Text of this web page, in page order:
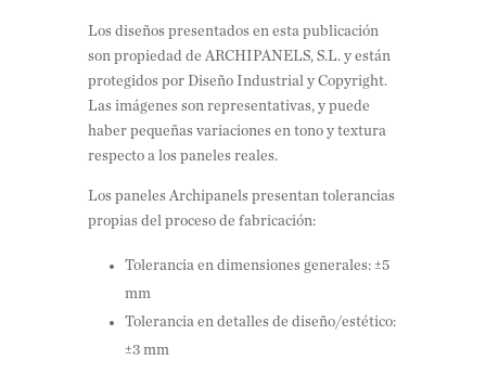
Los diseños presentados en esta publicación
son propiedad de ARCHIPANELS, S.L. y están
protegidos por Diseño Industrial y Copyright.
Las imágenes son representativas, y puede
haber pequeñas variaciones en tono y textura
respecto a los paneles reales.
Los paneles Archipanels presentan tolerancias
propias del proceso de fabricación:
Tolerancia en dimensiones generales: ±5
mm
Tolerancia en detalles de diseño/estético:
±3 mm